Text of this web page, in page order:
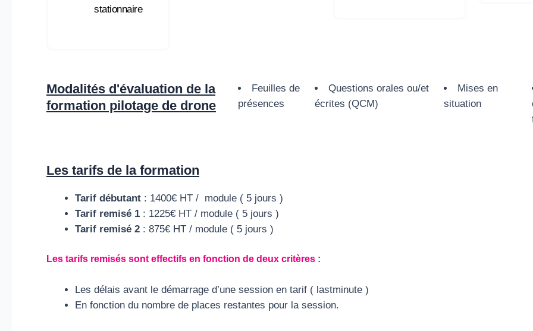
stationnaire
Modalités d'évaluation de la
formation pilotage de drone
Feuilles de
présences
Questions orales ou/et
écrites (QCM)
Mises en
situation
Les tarifs de la formation
Tarif débutant : 1400€ HT / module ( 5 jours )
Tarif remisé 1 : 1225€ HT / module ( 5 jours )
Tarif remisé 2 : 875€ HT / module ( 5 jours )
Les tarifs remisés sont effectifs en fonction de deux critères :
Les délais avant le démarrage d’une session en tarif ( lastminute )
En fonction du nombre de places restantes pour la session.